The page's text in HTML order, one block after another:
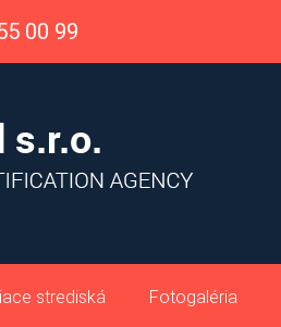
00 99
strediská Fotogaléria